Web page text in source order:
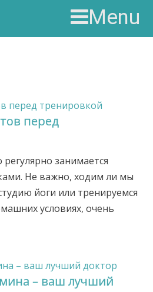
Menu
перед
занимается
Не важно, ходим ли мы
йоги или тренируемся
условиях, очень
– ваш лучший